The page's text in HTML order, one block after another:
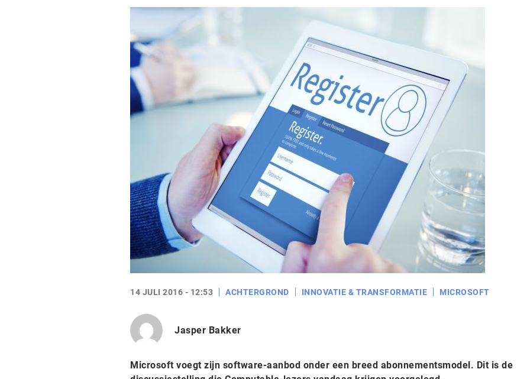
14 JULI 2016 - 12:53 ACHTERGROND INNOVATIE & TRANSFORMATIE MICROSOFT
Jasper Bakker
Microsoft voegt zijn software-aanbod onder een breed abonnementsmodel. Dit is de